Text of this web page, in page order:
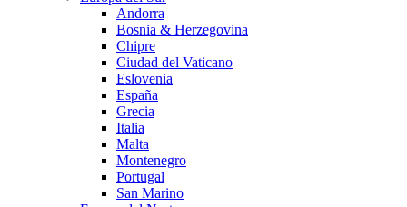
Andorra
Bosnia & Herzegovina
Chipre
Ciudad del Vaticano
Eslovenia
España
Grecia
Italia
Malta
Montenegro
Portugal
San Marino